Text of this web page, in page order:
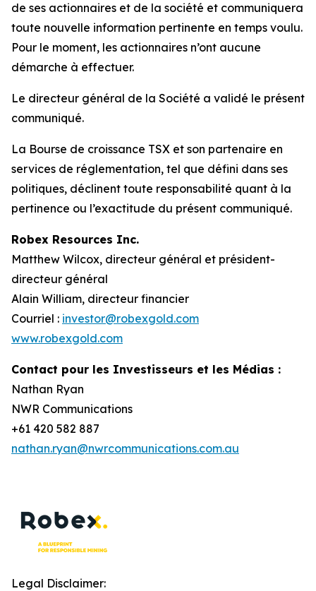
de ses actionnaires et de la société et communiquera
toute nouvelle information pertinente en temps voulu.
Pour le moment, les actionnaires n’ont aucune
démarche à effectuer.
Le directeur général de la Société a validé le présent
communiqué.
La Bourse de croissance TSX et son partenaire en
services de réglementation, tel que défini dans ses
politiques, déclinent toute responsabilité quant à la
pertinence ou l’exactitude du présent communiqué.
Robex Resources Inc.
Matthew Wilcox, directeur général et président-
directeur général
Alain William, directeur financier
Courriel : investor@robexgold.com
www.robexgold.com
Contact pour les Investisseurs et les Médias :
Nathan Ryan
NWR Communications
+61 420 582 887
nathan.ryan@nwrcommunications.com.au
Legal Disclaimer: